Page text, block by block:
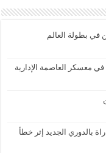
في بطولة العالم
في معسكر العاصمة الإدارية
بالدوري الجديد إثر خطأ